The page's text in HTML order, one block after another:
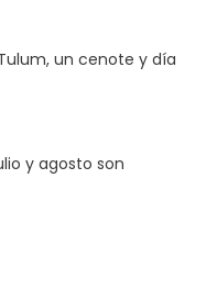
un cenote y día
y agosto son